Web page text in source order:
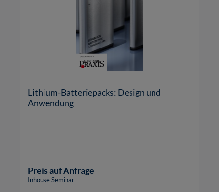
Lithium-Batteriepacks: Design und
Anwendung
Preis auf Anfrage
Inhouse Seminar